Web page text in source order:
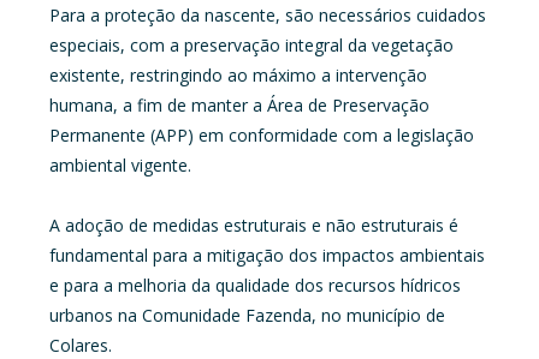
Para a proteção da nascente, são necessários cuidados
especiais, com a preservação integral da vegetação
existente, restringindo ao máximo a intervenção
humana, a fim de manter a Área de Preservação
Permanente (APP) em conformidade com a legislação
ambiental vigente.
A adoção de medidas estruturais e não estruturais é
fundamental para a mitigação dos impactos ambientais
e para a melhoria da qualidade dos recursos hídricos
urbanos na Comunidade Fazenda, no município de
Colares.